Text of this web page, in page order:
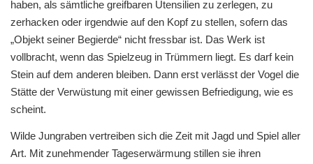
haben, als sämtliche greifbaren Utensilien zu zerlegen, zu
zerhacken oder irgendwie auf den Kopf zu stellen, sofern das
„Objekt seiner Begierde“ nicht fressbar ist. Das Werk ist
vollbracht, wenn das Spielzeug in Trümmern liegt. Es darf kein
Stein auf dem anderen bleiben. Dann erst verlässt der Vogel die
Stätte der Verwüstung mit einer gewissen Befriedigung, wie es
scheint.
Wilde Jungraben vertreiben sich die Zeit mit Jagd und Spiel aller
Art. Mit zunehmender Tageserwärmung stillen sie ihren